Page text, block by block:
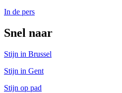
In de pers
Snel naar
Stijn in Brussel
Stijn in Gent
Stijn op pad